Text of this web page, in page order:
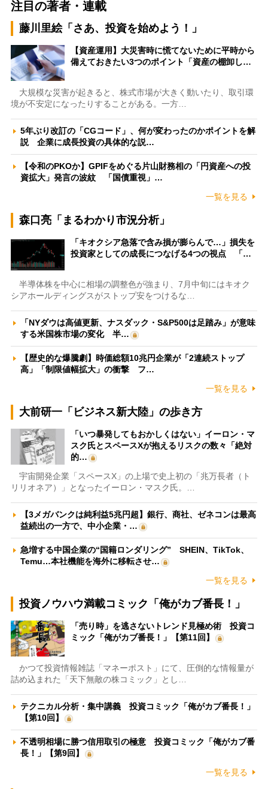
注目の著者・連載
藤川里絵「さあ、投資を始めよう！」
【資産運用】大災害時に慌てないために平時から
備えておきたい3つのポイント「資産の棚卸し…
大規模な災害が起きると、株式市場が大きく動いたり、取引環
境が不安定になったりすることがある。一方…
5年ぶり改訂の「CGコード」、何が変わったのかポイントを解
説 企業に成長投資の具体的な説…
【令和のPKOか】GPIFをめぐる片山財務相の「円資産への投
資拡大」発言の波紋 「国債重視」…
一覧を見る
森口亮「まるわかり市況分析」
「キオクシア急落で含み損が膨らんで…」損失を
投資家としての成長につなげる4つの視点 「…
半導体株を中心に相場の調整色が強まり、7月中旬にはキオク
シアホールディングスがストップ安をつけるな…
「NYダウは高値更新、ナスダック・S&P500は足踏み」が意味
する米国株市場の変化 半…
【歴史的な爆騰劇】時価総額10兆円企業が「2連続ストップ
高」「制限値幅拡大」の衝撃 フ…
一覧を見る
大前研一「ビジネス新大陸」の歩き方
「いつ暴発してもおかしくはない」イーロン・マ
スク氏とスペースXが抱えるリスクの数々「絶対
的…
宇宙開発企業「スペースX」の上場で史上初の「兆万長者（ト
リリオネア）」となったイーロン・マスク氏。…
【3メガバンクは純利益5兆円超】銀行、商社、ゼネコンは最高
益続出の一方で、中小企業・…
急増する中国企業の“国籍ロンダリング” SHEIN、TikTok、
Temu…本社機能を海外に移転させ…
一覧を見る
投資ノウハウ満載コミック「俺がカブ番長！」
「売り時」を逃さないトレンド見極め術 投資コ
ミック「俺がカブ番長！」【第11回】
かつて投資情報雑誌「マネーポスト」にて、圧倒的な情報量が
詰め込まれた「天下無敵の株コミック」とし…
テクニカル分析・集中講義 投資コミック「俺がカブ番長！」
【第10回】
不透明相場に勝つ信用取引の極意 投資コミック「俺がカブ番
長！」【第9回】
一覧を見る